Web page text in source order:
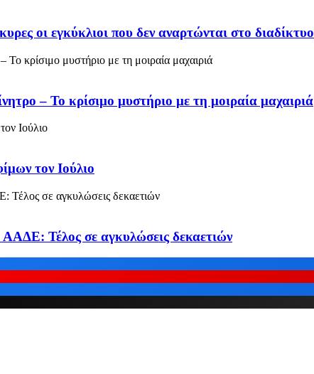
οι εγκύκλιοι που δεν αναρτώνται στο διαδίκτυο
– Το κρίσιμο μυστήριο με τη μοιραία μαχαιριά
τον Ιούλιο
Τέλος σε αγκυλώσεις δεκαετιών